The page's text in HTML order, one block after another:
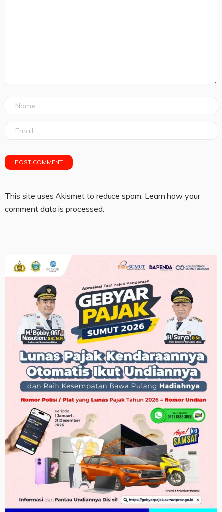
This site uses Akismet to reduce spam. Learn how your
comment data is processed.